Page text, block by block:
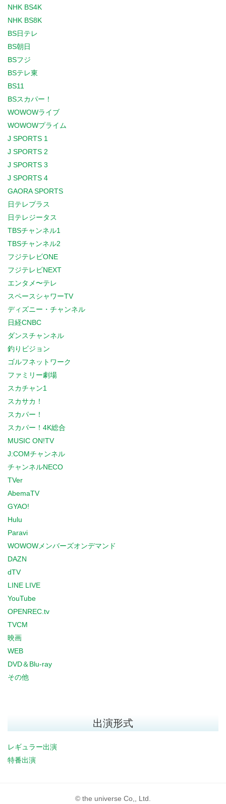
NHK BS4K
NHK BS8K
BS日テレ
BS朝日
BSフジ
BSテレ東
BS11
BSスカパー！
WOWOWライブ
WOWOWプライム
J SPORTS 1
J SPORTS 2
J SPORTS 3
J SPORTS 4
GAORA SPORTS
日テレプラス
日テレジータス
TBSチャンネル1
TBSチャンネル2
フジテレビONE
フジテレビNEXT
エンタメ〜テレ
スペースシャワーTV
ディズニー・チャンネル
日経CNBC
ダンスチャンネル
釣りビジョン
ゴルフネットワーク
ファミリー劇場
スカチャン1
スカサカ！
スカパー！
スカパー！4K総合
MUSIC ON!TV
J:COMチャンネル
チャンネルNECO
TVer
AbemaTV
GYAO!
Hulu
Paravi
WOWOWメンバーズオンデマンド
DAZN
dTV
LINE LIVE
YouTube
OPENREC.tv
TVCM
映画
WEB
DVD＆Blu-ray
その他
出演形式
レギュラー出演
特番出演
© the universe Co,, Ltd.